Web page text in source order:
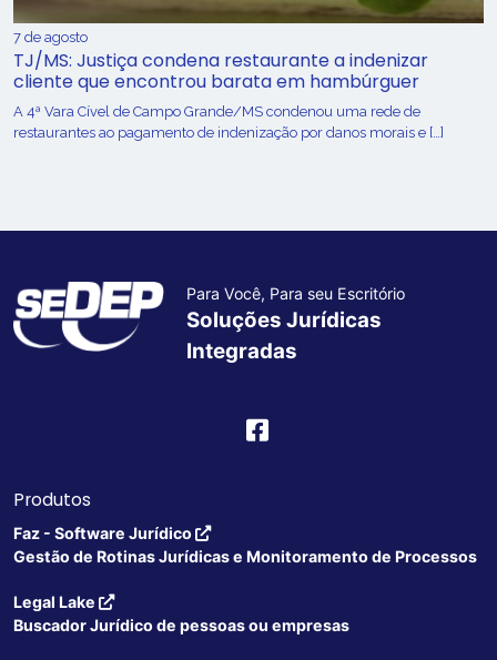
7 de agosto
TJ/MS: Justiça condena restaurante a indenizar
cliente que encontrou barata em hambúrguer
A 4ª Vara Cível de Campo Grande/MS condenou uma rede de
restaurantes ao pagamento de indenização por danos morais e […]
Para Você, Para seu Escritório
Soluções Jurídicas
Integradas
Produtos
Faz - Software Jurídico
Gestão de Rotinas Jurídicas e Monitoramento de Processos
Legal Lake
Buscador Jurídico de pessoas ou empresas